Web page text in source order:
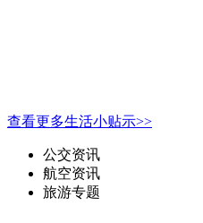
查看更多生活小贴示>>
公交资讯
航空资讯
旅游专题